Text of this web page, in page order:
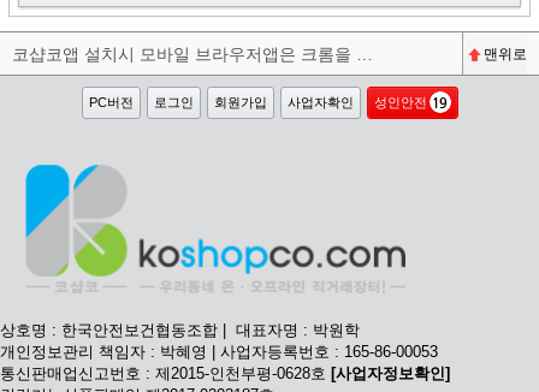
맨위로
PC버전 로그인 회원가입 사업자확인 성인안전
상호명 : 한국안전보건협동조합 | 대표자명 : 박원학
개인정보관리 책임자 : 박혜영 | 사업자등록번호 : 165-86-00053
통신판매업신고번호 : 제2015-인천부평-0628호 [사업자정보확인]